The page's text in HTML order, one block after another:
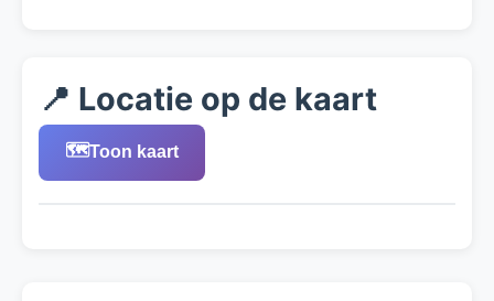
📍 Locatie op de kaart
🗺️Toon kaart